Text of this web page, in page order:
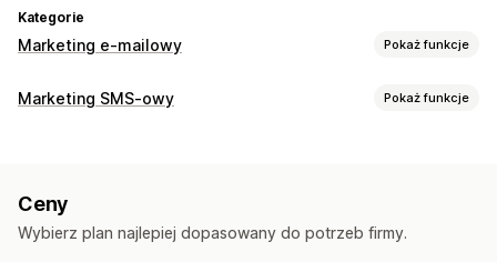
Kategorie
Marketing e-mailowy Pokaż funkcje
Rodzaje kampanii
E-maile o stanie koszyka
Zamiar opuszczenia strony Porzucony koszyk
Marketing SMS-owy Pokaż funkcje
Niestandardowy identyfikator nadawcy
Spersonalizowane wiadomości
Ceny
Wybierz plan najlepiej dopasowany do potrzeb firmy.